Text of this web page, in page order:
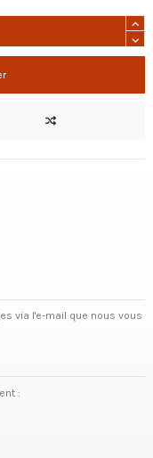
via l'e-mail que nous vous
: